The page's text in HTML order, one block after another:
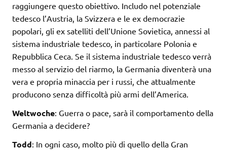
raggiungere questo obiettivo. Includo nel potenziale
tedesco l’Austria, la Svizzera e le ex democrazie
popolari, gli ex satelliti dell’Unione Sovietica, annessi al
sistema industriale tedesco, in particolare Polonia e
Repubblica Ceca. Se il sistema industriale tedesco verrà
messo al servizio del riarmo, la Germania diventerà una
vera e propria minaccia per i russi, che attualmente
producono senza difficoltà più armi dell’America.
Weltwoche: Guerra o pace, sarà il comportamento della
Germania a decidere?
Todd: In ogni caso, molto più di quello della Gran